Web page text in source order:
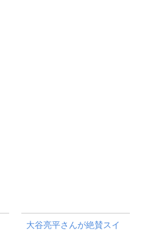
大谷亮平さんが絶賛スイ